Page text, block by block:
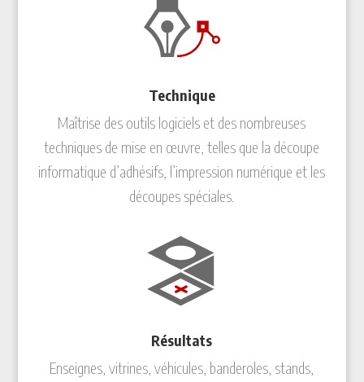
Technique
Maîtrise des outils logiciels et des nombreuses
techniques de mise en œuvre, telles que la découpe
informatique d’adhésifs, l’impression numérique et les
découpes spéciales.
Résultats
Enseignes, vitrines, véhicules, banderoles, stands,